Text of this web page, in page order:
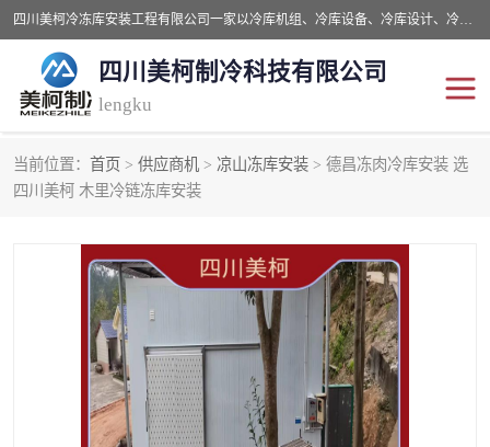
四川美柯冷冻库安装工程有限公司一家以冷库机组、冷库设备、冷库设计、冷冻库设备销售、冷库安装、冻库安装价格及技术服务为一体的综合企业，咨询热线：同等设备材料优惠10% 。公司各种类型安装组合式冷库、冷冻库、冷藏库、气调保鲜库、并提供成套设备供应、安装与调试、维护与维修、技术咨询、操作维修人员技术培训等
四川美柯制冷科技有限公司
lengku
当前位置： 首页 > 供应商机 > 凉山冻库安装 > 德昌冻肉冷库安装 选
四川美柯 木里冷链冻库安装
冷库安装，冷库价格
成都冻库，成都冻库价格 绵阳冻库,绵阳保鲜冷库
德阳冻库安装，德阳冷库 广元冻库安装,广元冻库造
价
南充冻库设计,南充冻库安 遂宁冻库
资阳冻库，资阳冻库安装 泸州冻库，泸州冷库